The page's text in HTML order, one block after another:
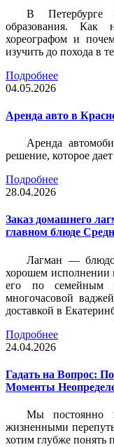
В Петербурге
образования. Как
хореографом и
изучить до похода в
Подробнее
04.05.2026
Аренда авто в
Аренда
решение, которое
Подробнее
28.04.2026
Заказ домашнего
главном блюде
Лагман —
хорошем исполнении
его по
многочасовой
доставкой в
Подробнее
24.04.2026
Гадать на Вопрос:
Моменты
Мы постоянно
жизненными
хотим глубже понять